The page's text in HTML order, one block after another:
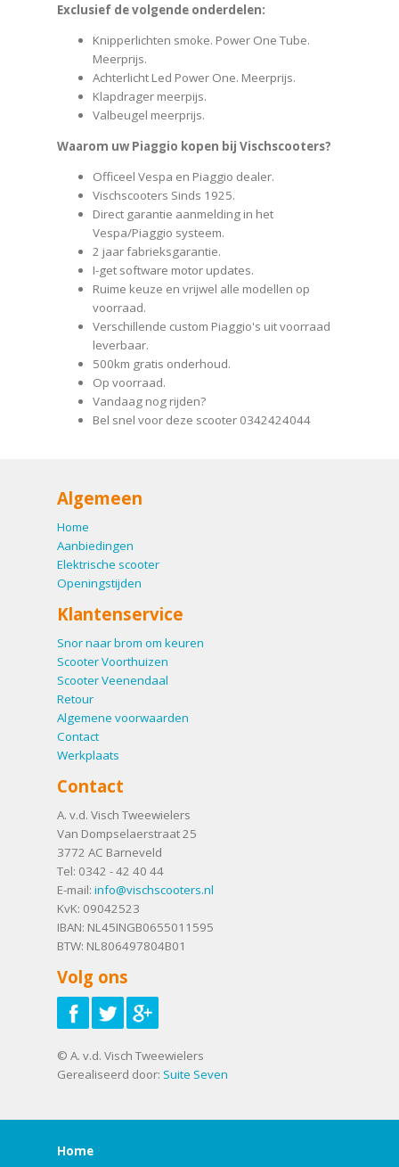
Exclusief de volgende onderdelen:
Knipperlichten smoke. Power One Tube.
Meerprijs.
Achterlicht Led Power One. Meerprijs.
Klapdrager meerpijs.
Valbeugel meerprijs.
Waarom uw Piaggio kopen bij Vischscooters?
Officeel Vespa en Piaggio dealer.
Vischscooters Sinds 1925.
Direct garantie aanmelding in het
Vespa/Piaggio systeem.
2 jaar fabrieksgarantie.
I-get software motor updates.
Ruime keuze en vrijwel alle modellen op
voorraad.
Verschillende custom Piaggio's uit voorraad
leverbaar.
500km gratis onderhoud.
Op voorraad.
Vandaag nog rijden?
Bel snel voor deze scooter 0342424044
Algemeen
Home
Aanbiedingen
Elektrische scooter
Openingstijden
Klantenservice
Snor naar brom om keuren
Scooter Voorthuizen
Scooter Veenendaal
Retour
Algemene voorwaarden
Contact
Werkplaats
Contact
A. v.d. Visch Tweewielers
Van Dompselaerstraat 25
3772 AC Barneveld
Tel: 0342 - 42 40 44
E-mail: info@vischscooters.nl
KvK: 09042523
IBAN: NL45INGB0655011595
BTW: NL806497804B01
Volg ons
© A. v.d. Visch Tweewielers
Gerealiseerd door: Suite Seven
Home